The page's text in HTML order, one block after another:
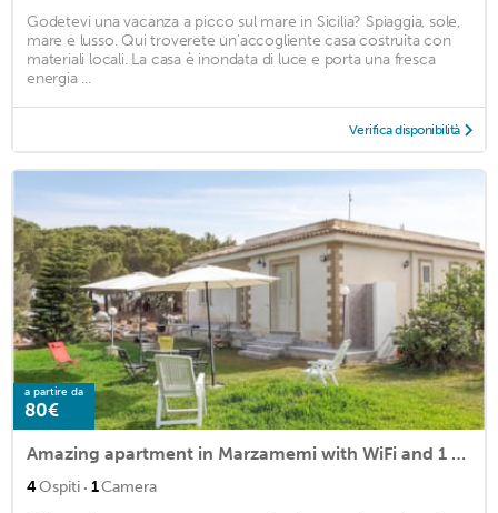
Godetevi una vacanza a picco sul mare in Sicilia? Spiaggia, sole,
mare e lusso. Qui troverete un'accogliente casa costruita con
materiali locali. La casa è inondata di luce e porta una fresca
energia ...
Verifica disponibilità
a partire da
80€
Amazing apartment in Marzamemi with WiFi and 1 Bedrooms
4Ospiti · 1Camera